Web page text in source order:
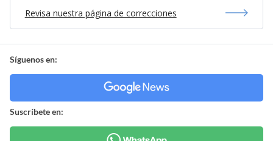
Revisa nuestra página de correcciones
Síguenos en:
Suscríbete en: